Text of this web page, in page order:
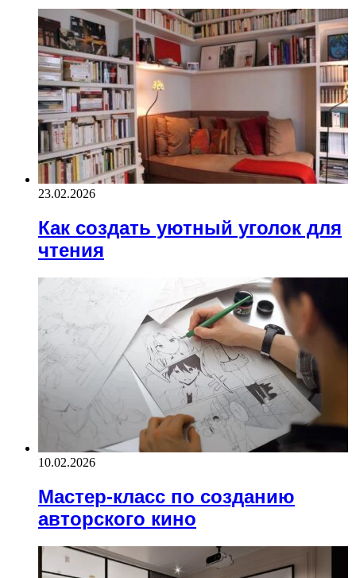
23.02.2026
Как создать уютный уголок для
чтения
10.02.2026
Мастер-класс по созданию
авторского кино